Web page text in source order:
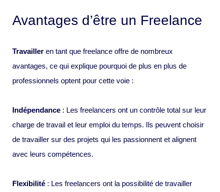
Avantages d’être un Freelance
Travailler en tant que freelance offre de nombreux
avantages, ce qui explique pourquoi de plus en plus de
professionnels optent pour cette voie :
Indépendance : Les freelancers ont un contrôle total sur leur
charge de travail et leur emploi du temps. Ils peuvent choisir
de travailler sur des projets qui les passionnent et alignent
avec leurs compétences.
Flexibilité : Les freelancers ont la possibilité de travailler